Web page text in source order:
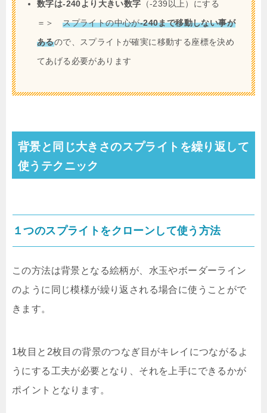
数字は-240より大きい数字 （-239以上）にする
＝＞スプライトの中心が-240まで移動しない事が
あるので、スプライトが確実に移動する座標を決め
てあげる必要があります
背景と同じ大きさのスプライトを繰り返して
使うテクニック
１つのスプライトをクローンして使う方法
この方法は背景となる絵柄が、水玉やボーダーライン
のように同じ模様が繰り返される場合に使うことがで
きます。
1枚目と2枚目の背景のつなぎ目がキレイにつながるよ
うにする工夫が必要となり、それを上手にできるかが
ポイントとなります。